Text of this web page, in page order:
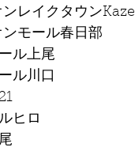
レイクタウンKaze
モール春日部
ル上尾
ル川口
ヒロ